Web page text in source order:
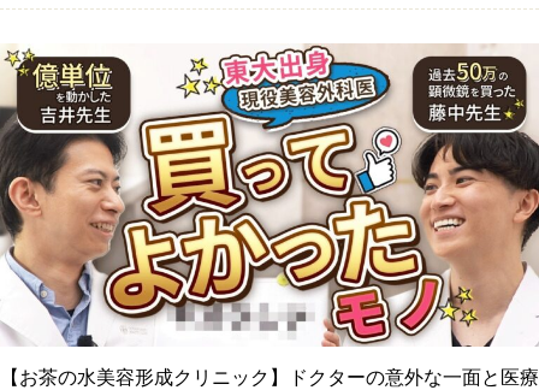
【お茶の水美容形成クリニック】ドクターの意外な一面と医療